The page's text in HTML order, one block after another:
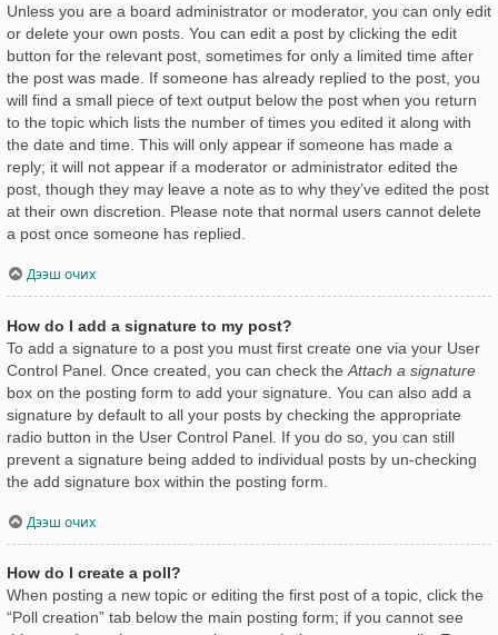
Unless you are a board administrator or moderator, you can only edit
or delete your own posts. You can edit a post by clicking the edit
button for the relevant post, sometimes for only a limited time after
the post was made. If someone has already replied to the post, you
will find a small piece of text output below the post when you return
to the topic which lists the number of times you edited it along with
the date and time. This will only appear if someone has made a
reply; it will not appear if a moderator or administrator edited the
post, though they may leave a note as to why they’ve edited the post
at their own discretion. Please note that normal users cannot delete
a post once someone has replied.
Дээш очих
How do I add a signature to my post?
To add a signature to a post you must first create one via your User
Control Panel. Once created, you can check the Attach a signature
box on the posting form to add your signature. You can also add a
signature by default to all your posts by checking the appropriate
radio button in the User Control Panel. If you do so, you can still
prevent a signature being added to individual posts by un-checking
the add signature box within the posting form.
Дээш очих
How do I create a poll?
When posting a new topic or editing the first post of a topic, click the
“Poll creation” tab below the main posting form; if you cannot see